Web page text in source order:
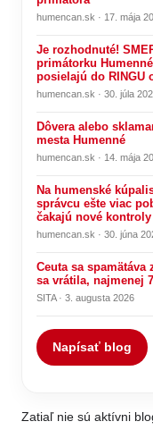
humencan.sk · 17. mája
Je rozhodnuté!
primátorku
posielajú do RINGU
humencan.sk · 30. júla
Dôvera alebo
mesta Humenné
humencan.sk · 14. mája
Na humenské
správcu ešte viac
čakajú nové
humencan.sk · 30. júna
Ceuta sa
sa vrátila, najmenej
SITA · 3. augusta 2026
Napísať blog
Zatiaľ nie sú aktívni